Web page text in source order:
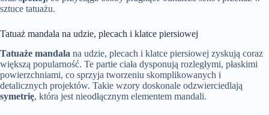
sztuce tatuażu.
Tatuaż mandala na udzie, plecach i klatce piersiowej
Tatuaże mandala na udzie, plecach i klatce piersiowej zyskują coraz
większą popularność. Te partie ciała dysponują rozległymi, płaskimi
powierzchniami, co sprzyja tworzeniu skomplikowanych i
detalicznych projektów. Takie wzory doskonale odzwierciedlają
symetrię, która jest nieodłącznym elementem mandali.